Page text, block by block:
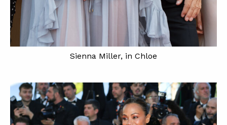
Sienna Miller, in Chloe